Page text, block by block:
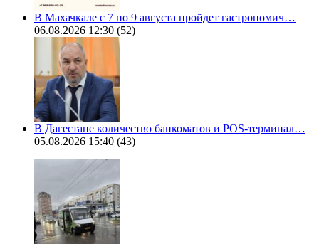
В Махачкале с 7 по 9 августа пройдет гастрономич…
06.08.2026 12:30 (52)
В Дагестане количество банкоматов и POS-терминал…
05.08.2026 15:40 (43)